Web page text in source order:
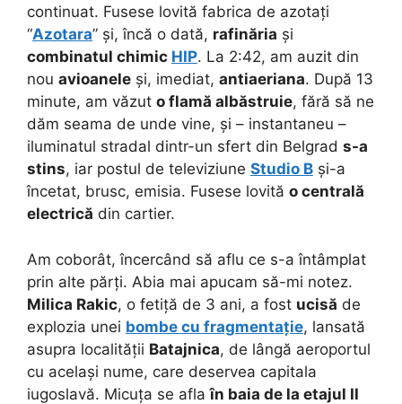
continuat. Fusese lovită fabrica de azotați
“Azotara” și, încă o dată, rafinăria și
combinatul chimic HIP. La 2:42, am auzit din
nou avioanele și, imediat, antiaeriana. După 13
minute, am văzut o flamă albăstruie, fără să ne
dăm seama de unde vine, și – instantaneu –
iluminatul stradal dintr-un sfert din Belgrad s-a
stins, iar postul de televiziune Studio B și-a
încetat, brusc, emisia. Fusese lovită o centrală
electrică din cartier.
Am coborât, încercând să aflu ce s-a întâmplat
prin alte părți. Abia mai apucam să-mi notez.
Milica Rakic, o fetiță de 3 ani, a fost ucisă de
explozia unei bombe cu fragmentație, lansată
asupra localității Batajnica, de lângă aeroportul
cu același nume, care deservea capitala
iugoslavă. Micuța se aflaîn baia de la etajul II